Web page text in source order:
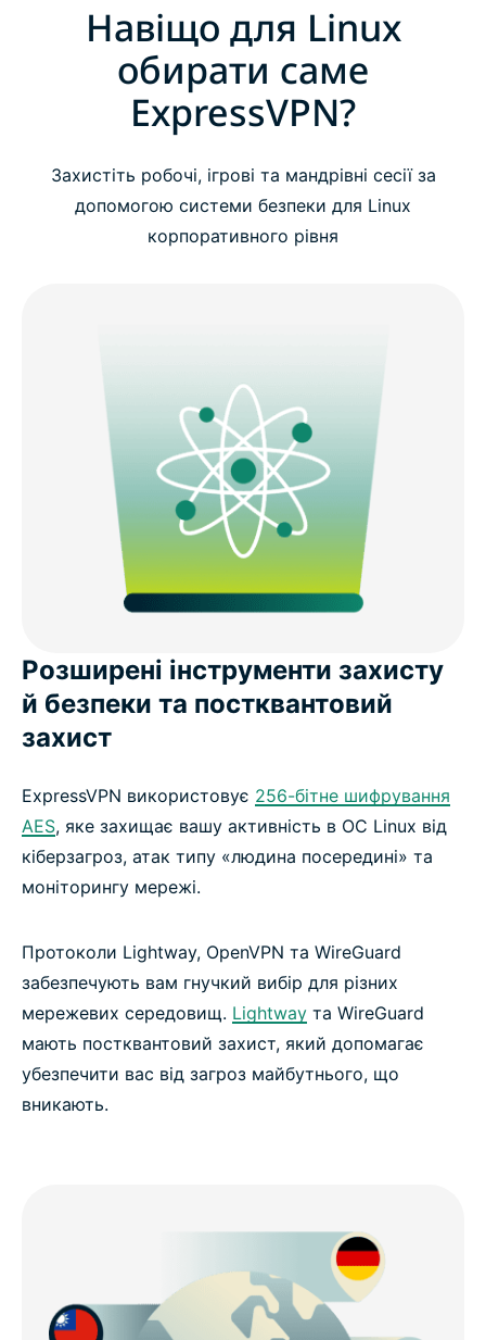
Навіщо для Linux
обирати саме
ExpressVPN?
Захистіть робочі, ігрові та мандрівні сесії за
допомогою системи безпеки для Linux
корпоративного рівня
Розширені інструменти захисту
й безпеки та постквантовий
захист
ExpressVPN використовує 256-бітне шифрування
AES, яке захищає вашу активність в ОС Linux від
кіберзагроз, атак типу «людина посередині» та
моніторингу мережі.
Протоколи Lightway, OpenVPN та WireGuard
забезпечують вам гнучкий вибір для різних
мережевих середовищ. Lightway та WireGuard
мають постквантовий захист, який допомагає
убезпечити вас від загроз майбутнього, що
вникають.